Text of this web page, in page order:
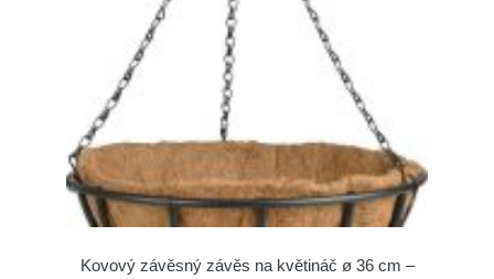
Kovový závěsný závěs na květináč ø 36 cm –